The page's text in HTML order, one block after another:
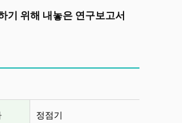
기 위해 내놓은 연구보고서
정점기